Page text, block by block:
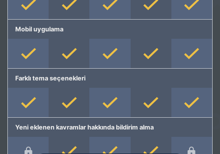
Mobil uygulama
Farklı tema seçenekleri
Yeni eklenen kavramlar hakkında bildirim alma